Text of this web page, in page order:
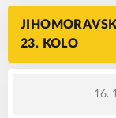
23. KOLO
16.